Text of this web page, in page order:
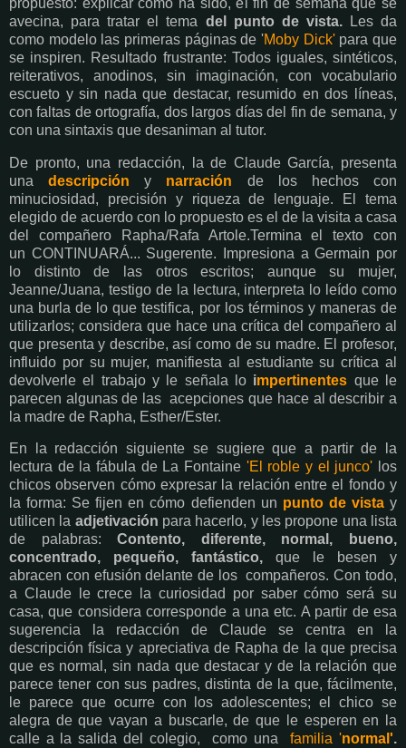
avecina, para tratar el tema del punto de vista.Les da
como modelo las primeras páginas de 'Moby Dick' para que
se inspiren. Resultado frustrante: Todos iguales, sintéticos,
reiterativos, anodinos, sin imaginación, con vocabulario
escueto y sin nada que destacar, resumido en dos líneas,
con faltas de ortografía, dos largos días del fin de semana, y
con una sintaxis que desaniman al tutor.
De pronto, una redacción, la de Claude García, presenta
unadescripción y narración de los hechos con
minuciosidad, precisión y riqueza de lenguaje. El tema
elegido de acuerdo con lo propuesto es el de la visita a casa
del compañero Rapha/Rafa Artole.Termina el texto con
un CONTINUARÁ... Sugerente. Impresiona a Germain por
lo distinto de las otros escritos; aunque su mujer,
Jeanne/Juana, testigo de la lectura, interpreta lo leído como
una burla de lo que testifica, por los términos y maneras de
utilizarlos; considera que hace una crítica del compañero al
que presenta y describe, así como de su madre. El profesor,
influido por su mujer, manifiesta al estudiante su crítica al
devolverle el trabajo y le señala lo impertinentes que le
parecen algunas de las acepciones que hace al describir a
la madre de Rapha, Esther/Ester.
En la redacción siguiente se sugiere que a partir de la
lectura de la fábula de La Fontaine 'El roble y el junco' los
chicos observen cómo expresar la relación entre el fondo y
la forma: Se fijen en cómo defienden un punto de vistay
utilicen la adjetivación para hacerlo, y les propone una lista
de palabras:Contento, diferente, normal, bueno,
concentrado, pequeño, fantástico, que le besen y
abracen con efusión delante de los compañeros. Con todo,
a Claude le crece la curiosidad por saber cómo será su
casa, que considera corresponde a una etc. A partir de esa
sugerencia la redacción de Claude se centra en la
descripción física y apreciativa de Rapha de la que precisa
que es normal, sin nada que destacar y de la relación que
parece tener con sus padres, distinta de la que, fácilmente,
le parece que ocurre con los adolescentes; el chico se
alegra de que vayan a buscarle, de que le esperen en la
calle a la salida del colegio, como unafamilia 'normal'.